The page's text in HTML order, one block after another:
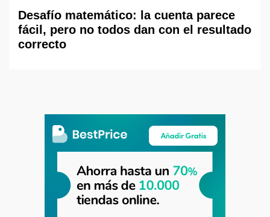
Desafío matemático: la cuenta parece
fácil, pero no todos dan con el resultado
correcto